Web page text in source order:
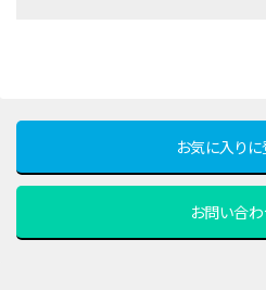
お気に入り
お問い合